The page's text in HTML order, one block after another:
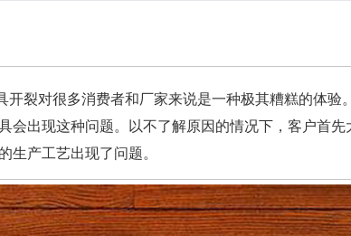
开裂对很多消费者和厂家来说是一种极其糟糕的体验
会出现这种问题。以不了解原因的情况下，客户首先
生产工艺出现了问题。